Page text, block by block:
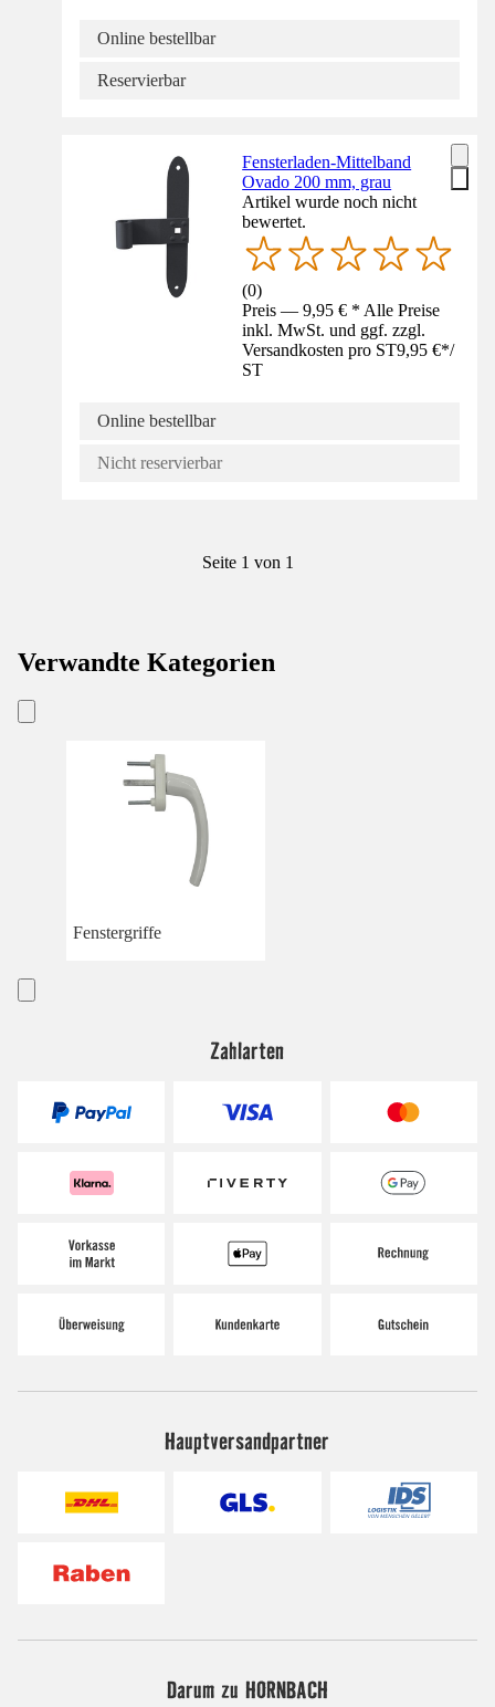
Online bestellbar
Reservierbar
Fensterladen-Mittelband
Ovado 200 mm, grau
Artikel wurde noch nicht
bewertet.
(0)
Preis — 9,95 € * Alle Preise
inkl. MwSt. und ggf. zzgl.
Versandkosten pro ST9,95 €*/
ST
Online bestellbar
Nicht reservierbar
Seite 1 von 1
Verwandte Kategorien
Fenstergriffe
Zahlarten
Hauptversandpartner
Darum zu HORNBACH